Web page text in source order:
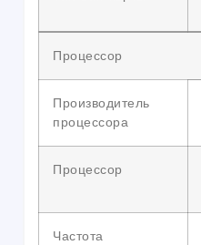
Процессор
Производитель
процессора
Процессор
Частота